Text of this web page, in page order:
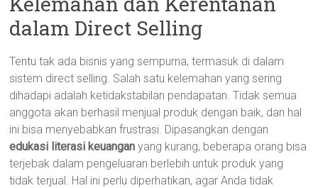
dalam Direct Selling
Tentu tak ada bisnis yang sempurna, termasuk di dalam
sistem direct selling. Salah satu kelemahan yang sering
dihadapi adalah ketidakstabilan pendapatan. Tidak semua
anggota akan berhasil menjual produk dengan baik, dan hal
ini bisa menyebabkan frustrasi. Dipasangkan dengan
edukasi literasi keuangan yang kurang, beberapa orang bisa
terjebak dalam pengeluaran berlebih untuk produk yang
tidak terjual. Hal ini perlu diperhatikan, agar Anda tidak